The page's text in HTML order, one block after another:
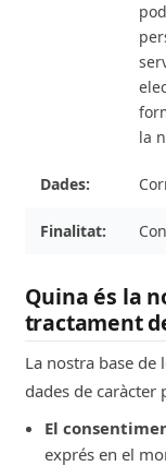
la
del
Quina és la
tractament
La nostra base
dades de caràcter
El
exprés en el